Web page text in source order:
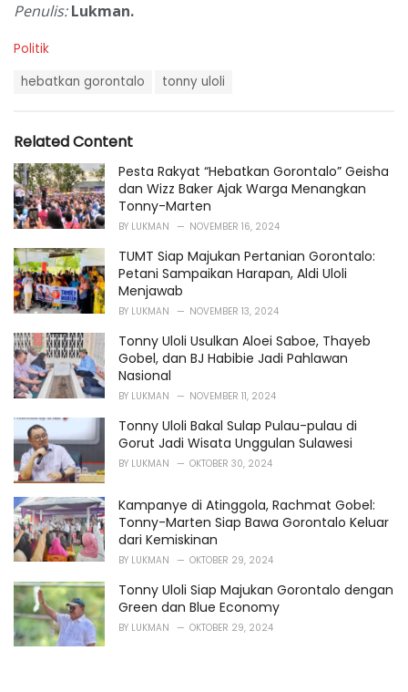
Penulis:Lukman.
C
r
i
e
s
:
Politik
:
hebatkan gorontalo tonny uloli
Related Content
Pesta Rakyat “Hebatkan Gorontalo” Geisha
dan Wizz Baker Ajak Warga Menangkan
Tonny-Marten
BY LUKMAN NOVEMBER 16, 2024
TUMT Siap Majukan Pertanian Gorontalo:
Petani Sampaikan Harapan, Aldi Uloli
Menjawab
BY LUKMAN NOVEMBER 13, 2024
Tonny Uloli Usulkan Aloei Saboe, Thayeb
Gobel, dan BJ Habibie Jadi Pahlawan
Nasional
BY LUKMAN NOVEMBER 11, 2024
Tonny Uloli Bakal Sulap Pulau-pulau di
Gorut Jadi Wisata Unggulan Sulawesi
BY LUKMAN OKTOBER 30, 2024
Kampanye di Atinggola, Rachmat Gobel:
Tonny-Marten Siap Bawa Gorontalo Keluar
dari Kemiskinan
BY LUKMAN OKTOBER 29, 2024
Tonny Uloli Siap Majukan Gorontalo dengan
Green dan Blue Economy
BY LUKMAN OKTOBER 29, 2024